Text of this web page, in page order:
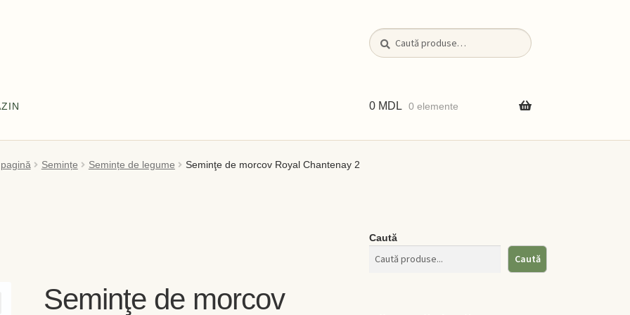
Caută
după:
Caută
meu Coș Despre Despre noi OLD Home Home Informaţii
0 MDL 0 elemente
Semințe Semințe de legume Seminţe de morcov Royal Chantenay 2
Seminţe de morcov
Caută
Caută